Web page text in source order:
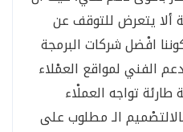
ألا يتعرض للتوقف عن
افْضل شركات البرمجة
الفني لمواقع العمْلاء
تواجه العملْاء
الـ مطلوب على